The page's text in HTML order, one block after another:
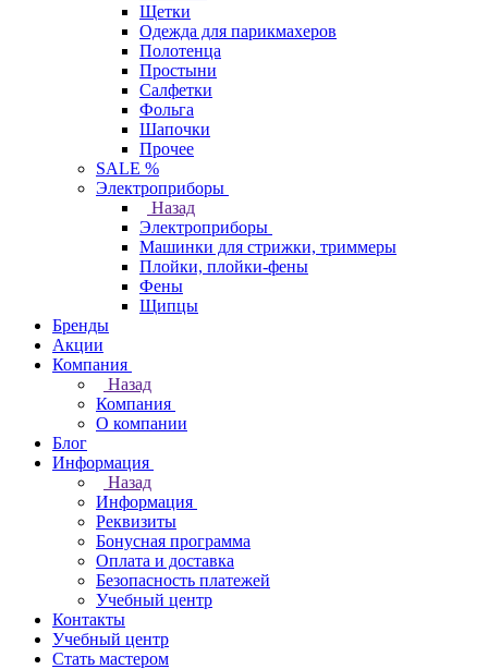
Щетки
Одежда для парикмахеров
Полотенца
Простыни
Салфетки
Фольга
Шапочки
Прочее
SALE %
Электроприборы
Назад
Электроприборы
Машинки для стрижки, триммеры
Плойки, плойки-фены
Фены
Щипцы
Бренды
Акции
Компания
Назад
Компания
О компании
Блог
Информация
Назад
Информация
Реквизиты
Бонусная программа
Оплата и доставка
Безопасность платежей
Учебный центр
Контакты
Учебный центр
Стать мастером